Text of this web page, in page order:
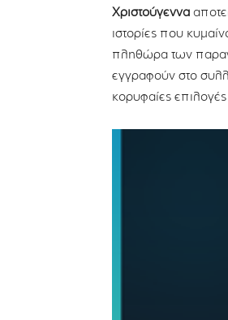
Χριστούγεννα
ιστορίες που
πληθώρα των
εγγραφούν στο
κορυφαίες